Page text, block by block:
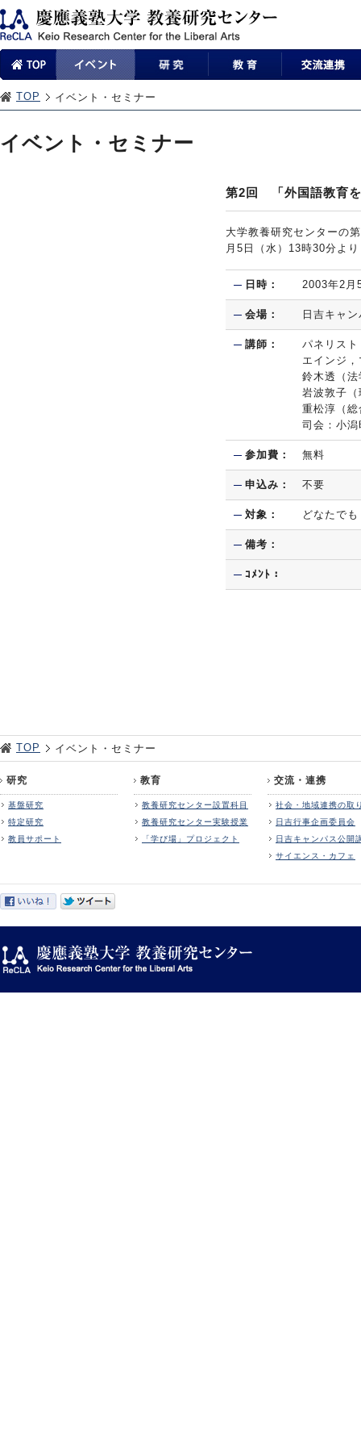
TOP イベント・セミナー
イベント・セミナー
第2回 「外国語教育
大学教養研究センターの
月5日（水）13時30分よ
日時： 2003年2月
会場： 日吉キャ
講師：
パネリスト
エインジ
鈴木透（
岩波敦子
重松淳（
司会：小
参加費： 無料
申込み： 不要
対象： どなたでも
備考：
ｺﾒﾝﾄ：
TOP イベント・セミナー
研究
基盤研究
特定研究
教員サポート
教育
教養研究センター設置科目
教養研究センター実験授業
「学び場」プロジェクト
交流・連携
社会・地域連携の取
日吉行事企画委員会
日吉キャンパス公開
サイエンス・カフェ